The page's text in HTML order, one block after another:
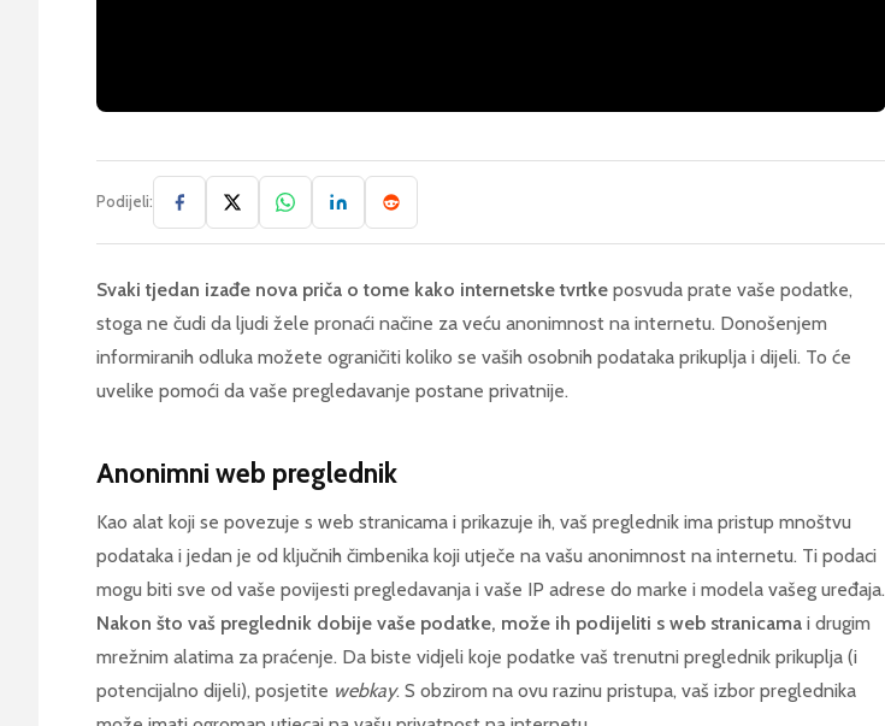
Podijeli:
Svaki tjedan izađe nova priča o tome kako internetske tvrtke posvuda prate vaše podatke,
stoga ne čudi da ljudi žele pronaći načine za veću anonimnost na internetu. Donošenjem
informiranih odluka možete ograničiti koliko se vaših osobnih podataka prikuplja i dijeli. To će
uvelike pomoći da vaše pregledavanje postane privatnije.
Anonimni web preglednik
Kao alat koji se povezuje s web stranicama i prikazuje ih, vaš preglednik ima pristup mnoštvu
podataka i jedan je od ključnih čimbenika koji utječe na vašu anonimnost na internetu. Ti podaci
mogu biti sve od vaše povijesti pregledavanja i vaše IP adrese do marke i modela vašeg uređaja.
Nakon što vaš preglednik dobije vaše podatke, može ih podijeliti s web stranicama i drugim
mrežnim alatima za praćenje. Da biste vidjeli koje podatke vaš trenutni preglednik prikuplja (i
potencijalno dijeli), posjetite webkay. S obzirom na ovu razinu pristupa, vaš izbor preglednika